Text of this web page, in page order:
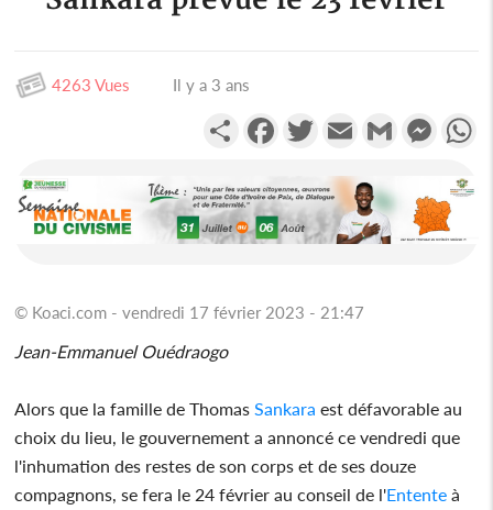
4263 Vues Il y a 3 ans
PartagerFacebookTwitterEmail Gmail
© Koaci.com - vendredi 17 février 2023 - 21:47
Jean-Emmanuel Ouédraogo
Alors que la famille de ThomasSankara est défavorable au
choix du lieu, le gouvernement a annoncé ce vendredi que
l'inhumation des restes de son corps et de ses douze
compagnons, se fera le 24 février au conseil de l'Entente à